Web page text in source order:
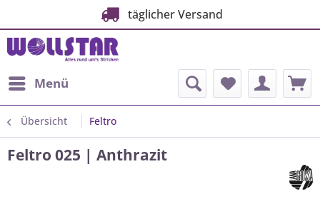
täglicher Versand
Menü
Übersicht Feltro
Feltro 025 | Anthrazit